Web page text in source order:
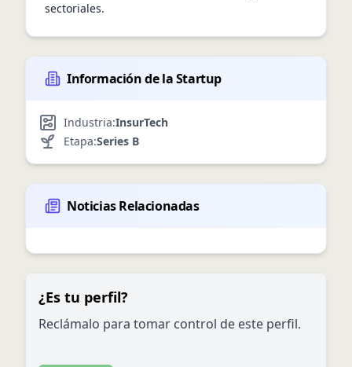
sectoriales.
Información de la Startup
Industria:InsurTech
Etapa:Series B
Noticias Relacionadas
¿Es tu perfil?
Reclámalo para tomar control de este perfil.